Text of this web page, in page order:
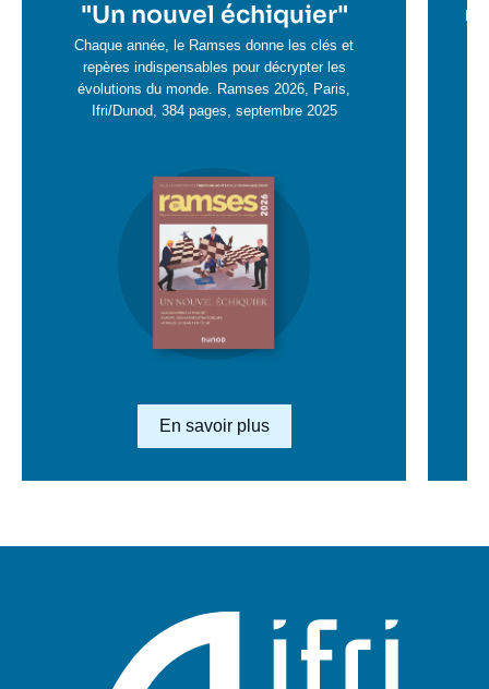
en
savoir
plus
"Un nouvel échiquier"
Chaque année, le Ramses donne les clés et
repères indispensables pour décrypter les
évolutions du monde. Ramses 2026, Paris,
Ifri/Dunod, 384 pages, septembre 2025
savoir
Lien en savoir plus
En savoir plus